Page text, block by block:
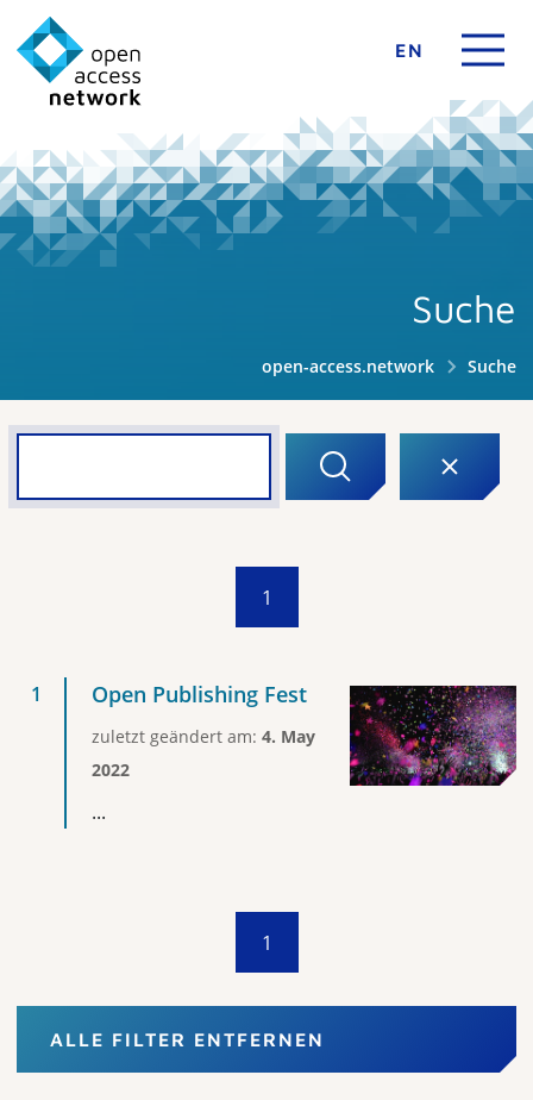
EN
Suche
open-access.network Suche
1
Open Publishing Fest
zuletzt geändert am: 4. May
2022
...
1
ALLE FILTER ENTFERNEN